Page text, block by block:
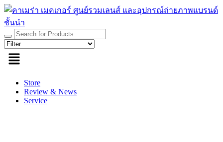
Skip
to
content
Store
Review & News
Service